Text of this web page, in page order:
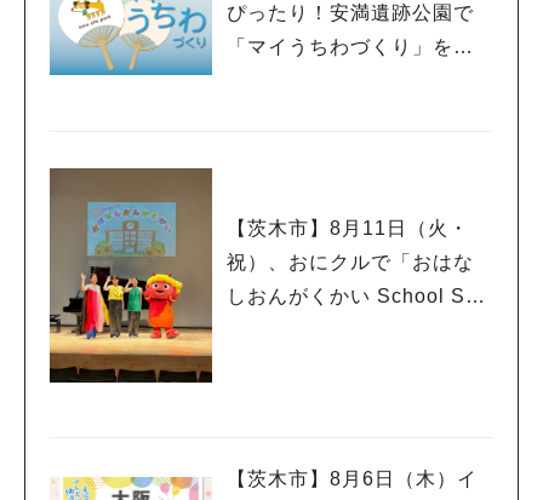
ぴったり！安満遺跡公園で
「マイうちわづくり」を開
【茨木市】8月11日（火・
祝）、おにクルで「おはな
しおんがくかい School Son
【茨木市】8月6日（木）イ